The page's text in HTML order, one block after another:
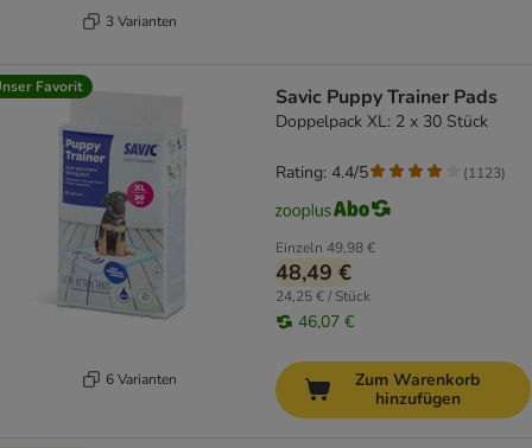
3 Varianten
Favorit
6 Varianten
Savic Puppy Trainer Pads
Doppelpack XL: 2 x 30 Stück
Einzeln 49,98 €
48,49 €
24,25 € / Stück
46,07 €
Rating: 4.4/5 (1123)
Zum Warenkorb
hinzufügen